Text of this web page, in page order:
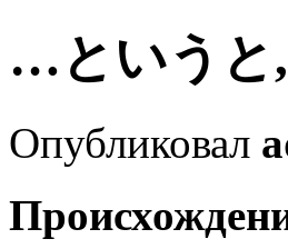
…というと
Опубликовал